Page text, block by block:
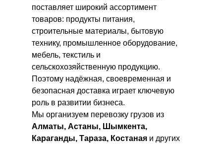
поставляет широкий ассортимент
товаров: продукты питания,
строительные материалы, бытовую
технику, промышленное оборудование,
мебель, текстиль и
сельскохозяйственную продукцию.
Поэтому надёжная, своевременная и
безопасная доставка играет ключевую
роль в развитии бизнеса.
Мы организуем перевозку грузов из
Алматы, Астаны, Шымкента,
Караганды, Тараза, Костаная и других